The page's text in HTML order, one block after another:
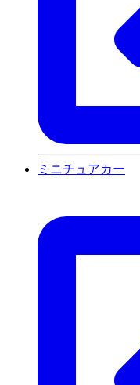
ミニチュアカー